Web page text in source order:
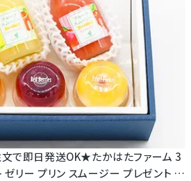
で即日発送OK★たかはたファーム 3
プリン スムージー プレゼント 高